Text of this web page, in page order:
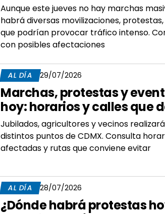
Aunque este jueves no hay marchas
habrá diversas movilizaciones,
que podrían provocar tráfico intenso.
con posibles afectaciones
AL DÍA 29/07/2026
Marchas, protestas y
hoy: horarios y calles que
Jubilados, agricultores y vecinos
distintos puntos de CDMX. Consulta
afectadas y rutas que conviene evitar
AL DÍA 28/07/2026
¿Dónde habrá protestas